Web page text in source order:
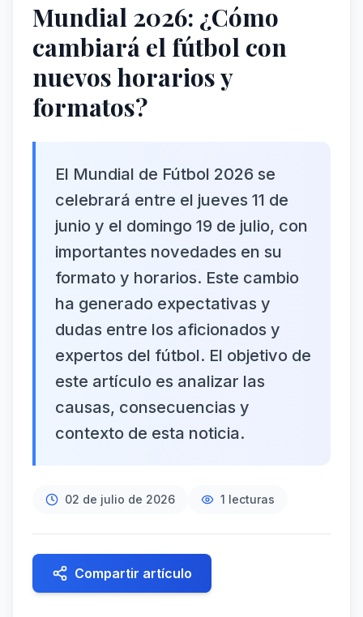
Mundial 2026: ¿Cómo
cambiará el fútbol con
nuevos horarios y
formatos?
El Mundial de Fútbol 2026 se
celebrará entre el jueves 11 de
junio y el domingo 19 de julio, con
importantes novedades en su
formato y horarios. Este cambio
ha generado expectativas y
dudas entre los aficionados y
expertos del fútbol. El objetivo de
este artículo es analizar las
causas, consecuencias y
contexto de esta noticia.
02 de julio de 2026 1 lecturas
Compartir artículo